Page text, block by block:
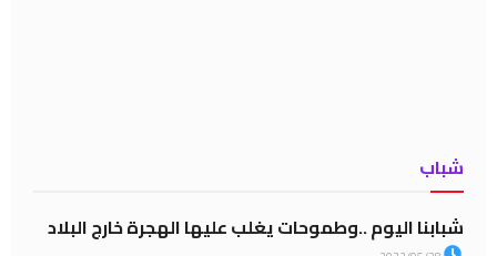
شباب
شبابنا اليوم ..وطموحات يغلب عليها الهجرة خارج البلاد